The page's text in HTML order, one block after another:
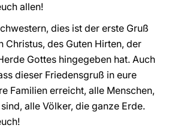
allen!
dies ist der erste Gruß
Christus, des Guten Hirten, der
Gottes hingegeben hat. Auch
dieser Friedensgruß in eure
Familien erreicht, alle Menschen,
alle Völker, die ganze Erde.